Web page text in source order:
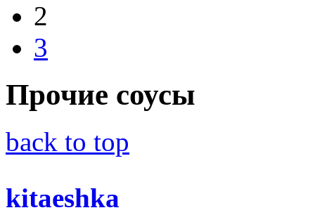
2
3
Прочие соусы
back to top
kitaeshka